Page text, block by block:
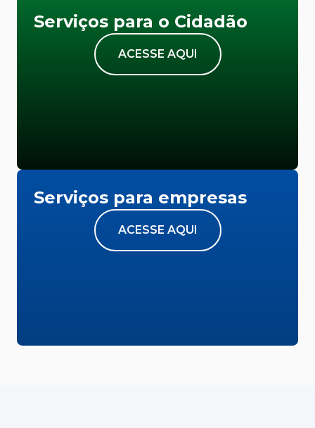
Serviços para o Cidadão
ACESSE AQUI
Serviços para empresas
ACESSE AQUI